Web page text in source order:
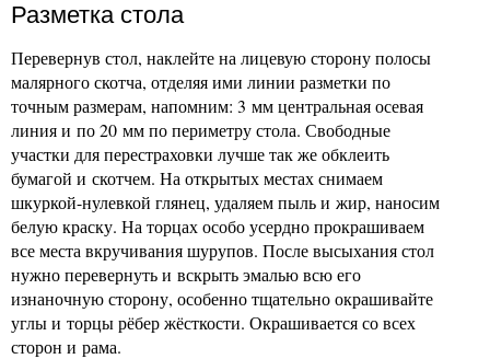
Разметка стола
Перевернув стол, наклейте на лицевую сторону полосы
малярного скотча, отделяя ими линии разметки по
точным размерам, напомним: 3 мм центральная осевая
линия и по 20 мм по периметру стола. Свободные
участки для перестраховки лучше так же обклеить
бумагой и скотчем. На открытых местах снимаем
шкуркой-нулевкой глянец, удаляем пыль и жир, наносим
белую краску. На торцах особо усердно прокрашиваем
все места вкручивания шурупов. После высыхания стол
нужно перевернуть и вскрыть эмалью всю его
изнаночную сторону, особенно тщательно окрашивайте
углы и торцы рёбер жёсткости. Окрашивается со всех
сторон и рама.